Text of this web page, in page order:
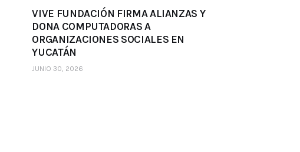
VIVE FUNDACIÓN FIRMA ALIANZAS Y
DONA COMPUTADORAS A
ORGANIZACIONES SOCIALES EN
YUCATÁN
JUNIO 30, 2026